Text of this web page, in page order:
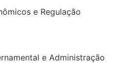
e Regulação
e Administração